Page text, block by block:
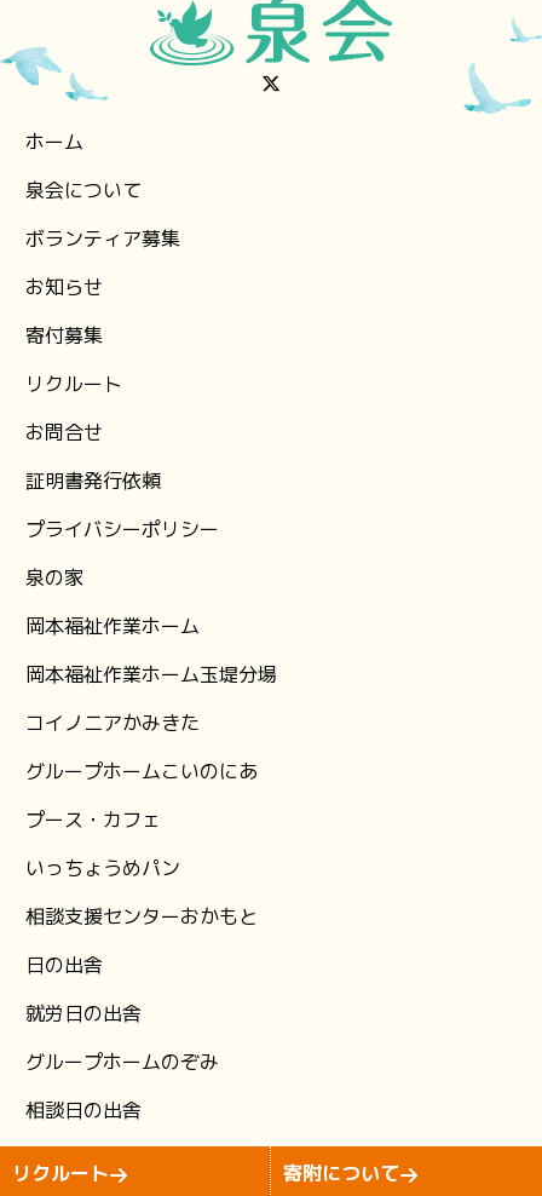
ホーム
泉会について
ボランティア募集
お知らせ
⁨寄付募集
リクルート
お問合せ
証明書発行依頼
プライバシーポリシー
泉の家
岡本福祉作業ホーム
岡本福祉作業ホーム玉堤分場
コイノニアかみきた
グループホームこいのにあ
プース・カフェ
いっちょうめパン
相談支援センターおかもと
日の出舎
就労日の出舎
グループホームのぞみ
相談日の出舎
Copyright (C)2026 izumi-kai All Rights Reserved.
リクルート 寄附について